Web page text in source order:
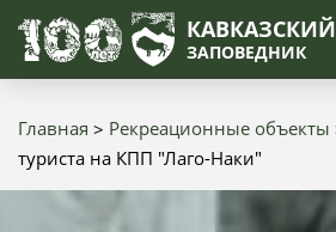
КАВКАЗСКИЙ
ЗАПОВЕДНИК
Поиск
Строка
навигации
Главная Рекреационные объекты
туриста на КПП "Лаго-Наки"